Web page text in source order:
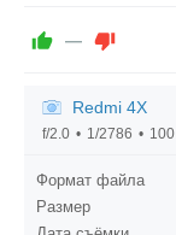
—
Redmi 4X
f/2.0 1/2786 100
Формат файла
Размер